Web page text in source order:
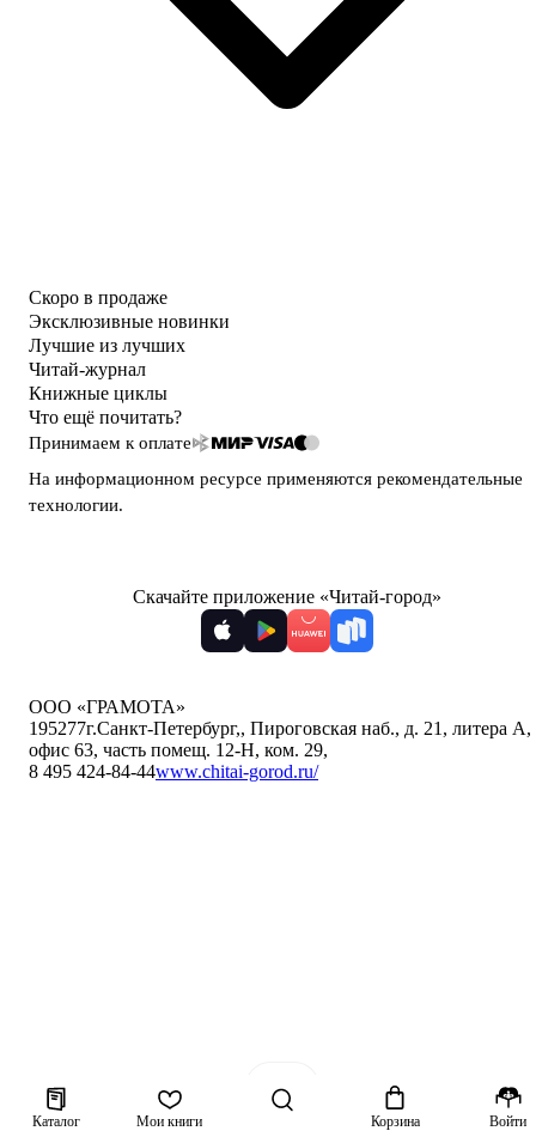
Каталог Мои книги Корзина Войти
Скоро в продаже
Эксклюзивные новинки
Лучшие из лучших
Читай-журнал
Книжные циклы
Что ещё почитать?
Принимаем к оплате
На информационном ресурсе применяются рекомендательные
технологии.
Скачайте приложение «Читай-город»
ООО «ГРАМОТА»
195277г.Санкт-Петербург,, Пироговская наб., д. 21, литера А,
офис 63, часть помещ. 12-Н, ком. 29,
8 495 424-84-44www.chitai-gorod.ru/